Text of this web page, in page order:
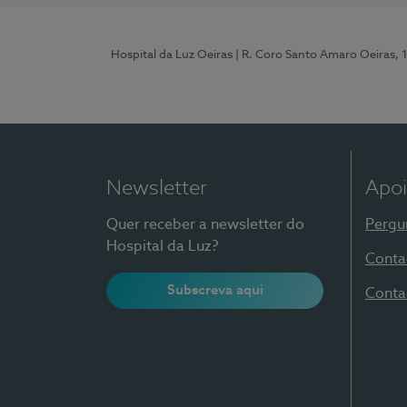
Hospital da Luz Oeiras | R. Coro Santo Amaro Oeiras,
Newsletter
Quer receber a newsletter do
Hospital da Luz?
Subscreva aqui